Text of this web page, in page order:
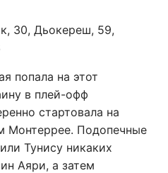
30, Дьокереш, 59,
попала на этот
в плей-офф
стартовала на
Монтеррее. Подопечные
Тунису никаких
Аяри, а затем